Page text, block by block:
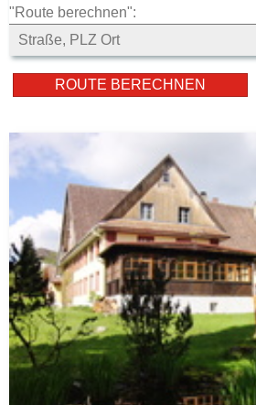
"Route berechnen":